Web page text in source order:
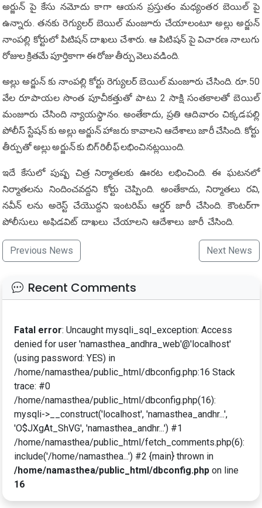
అర్జున్ పై కేసు నమోదు కాగా ఆయన ప్రస్తుతం మధ్యంతర బెయిల్ పై
ఉన్నారు. తనకు రెగ్యులర్ బెయిల్ మంజూరు చేయాలంటూ అల్లు అర్జున్
నాంపల్లి కోర్టులో పిటిషన్ దాఖలు చేశారు. ఆ పిటిషన్ పై విచారణ నాలుగు
రోజుల క్రితమే పూర్తికాగా ఈ రోజు తీర్పు వెలువడింది.
అల్లు అర్జున్ కు నాంపల్లి కోర్టు రెగ్యులర్ బెయిల్ మంజూరు చేసింది. రూ.50
వేల రూపాయల సొంత పూచీకత్తుతో పాటు 2 సాక్షి సంతకాలతో బెయిల్
మంజూరు చేసింది న్యాయస్థానం. అంతేకాదు, ప్రతి ఆదివారం చిక్కడపల్లి
పోలీస్ స్టేషన్ కు అల్లు అర్జున్ హాజరు కావాలని ఆదేశాలు జారీ చేసింది. కోర్టు
తీర్పుతో అల్లు అర్జున్ కు బిగ్ రిలీఫ్ లభించినట్లయింది.
ఇదే కేసులో పుష్ప చిత్ర నిర్మాతలకు ఊరట లభించింది. ఈ ఘటనలో
నిర్మాతలను నిందించవద్దని కోర్టు చెప్పింది. అంతేకాదు, నిర్మాతలు రవి,
నవీన్ లను అరెస్ట్ చేయొద్దని ఇంటరిమ్ ఆర్డర్ జారీ చేసింది. కౌంటర్‌గా
పోలీసులు అఫిడవిట్ దాఖలు చేయాలని ఆదేశాలు జారీ చేసింది.
Previous News Next News
Recent Comments
Fatal error: Uncaught mysqli_sql_exception: Access
denied for user 'namasthea_andhra_web'@'localhost'
(using password: YES) in
/home/namasthea/public_html/dbconfig.php:16 Stack
trace: #0
/home/namasthea/public_html/dbconfig.php(16):
mysqli->__construct('localhost', 'namasthea_andhr...',
'O$JXgAt_ShVG', 'namasthea_andhr...') #1
/home/namasthea/public_html/fetch_comments.php(6):
include('/home/namasthea...') #2 {main} thrown in
/home/namasthea/public_html/dbconfig.php on line
16